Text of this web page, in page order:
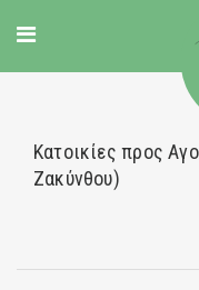
Κατοικίες προς
Ζακύνθου)